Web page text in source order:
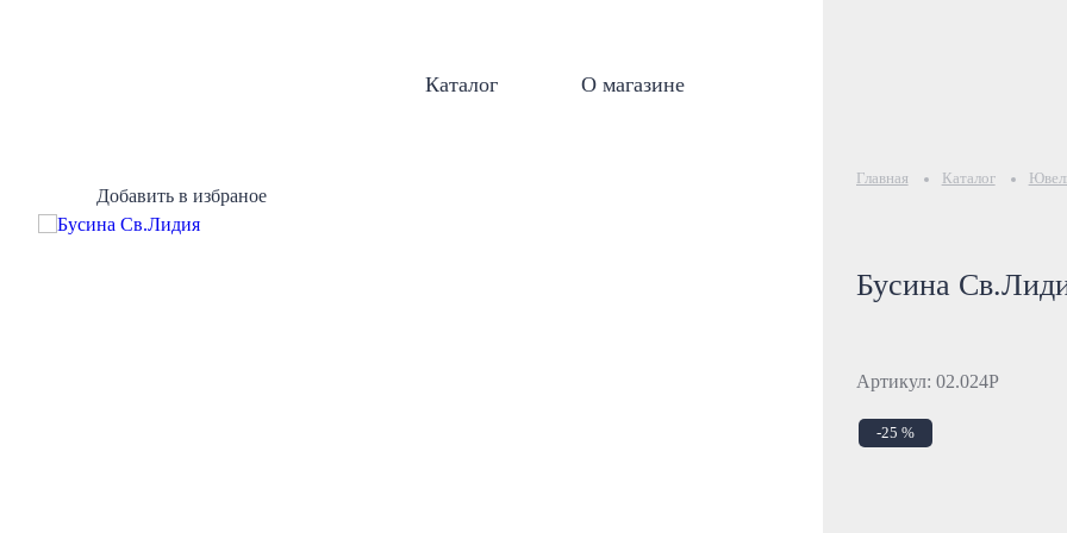
Каталог О магазине
Добавить в избраное
Главная Каталог
Бусина
Артикул: 02.024Р
-25 %